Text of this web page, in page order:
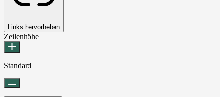
Links hervorheben
Zeilenhöhe
Standard